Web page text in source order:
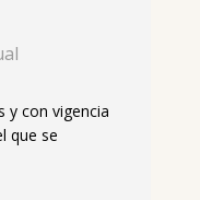
y con vigencia
que se